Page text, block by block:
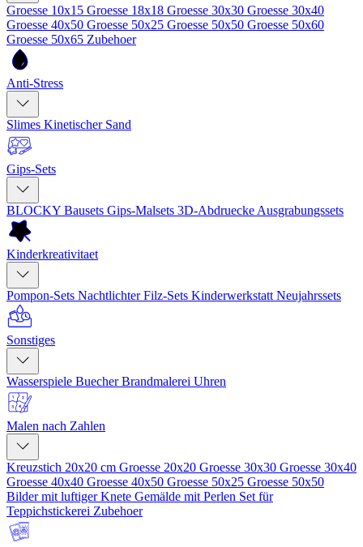
Groesse 10x15 Groesse 18x18 Groesse 30x30 Groesse 30x40
Groesse 40x50 Groesse 50x25 Groesse 50x50 Groesse 50x60
Groesse 50x65 Zubehoer
Anti-Stress
Slimes Kinetischer Sand
Gips-Sets
BLOCKY Bausets Gips-Malsets 3D-Abdruecke Ausgrabungssets
Kinderkreativitaet
Pompon-Sets NachtlichterFilz-Sets Kinderwerkstatt Neujahrssets
Sonstiges
Wasserspiele BuecherBrandmalerei Uhren
Malen nach Zahlen
Kreuzstich 20x20 cm Groesse 20x20 Groesse 30x30 Groesse 30x40
Groesse 40x40 Groesse 40x50 Groesse 50x25 Groesse 50x50
Bilder mit luftiger Knete Gemälde mit Perlen Set für
Teppichstickerei Zubehoer